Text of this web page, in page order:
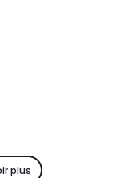
plus